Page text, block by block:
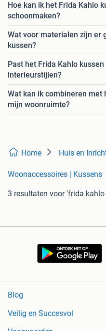
Hoe kan ik het Frida Kahlo
schoonmaken?
Wat voor materialen zijn er
kussen?
Past het Frida Kahlo
interieurstijlen?
Wat kan ik combineren met
mijn woonruimte?
Home Huis en
Woonaccessoires | Kussens
3 resultaten voor 'frida kahlo
Blog
Veilig en Succesvol